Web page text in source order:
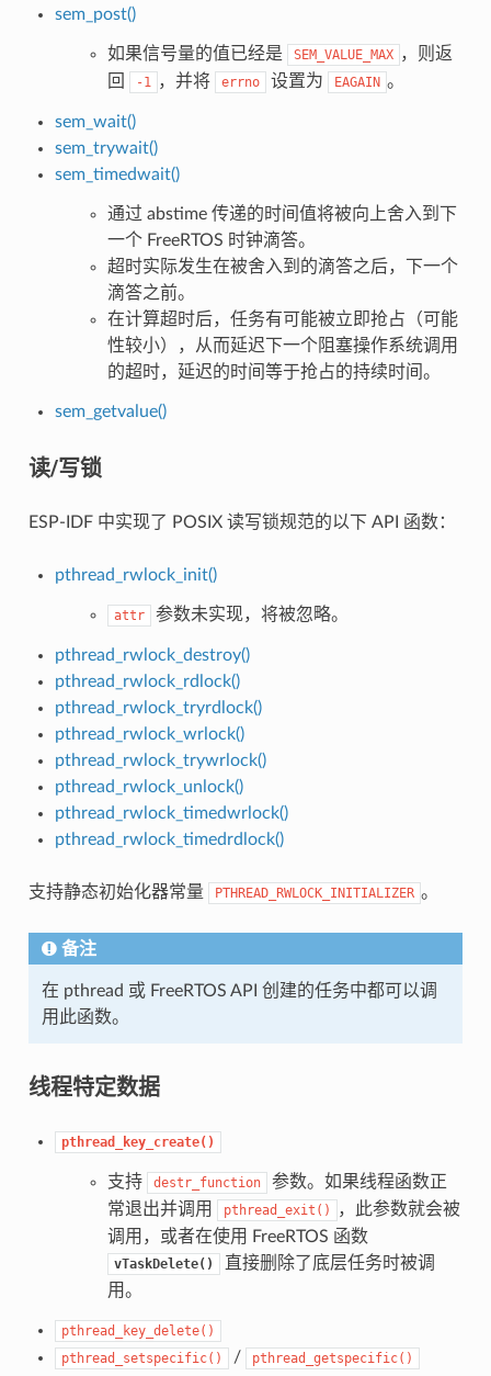
sem_post()
如果信号量的值已经是 SEM_VALUE_MAX ，则返
回
-1 ，并将 errno 设置为 EAGAIN 。
sem_wait()
sem_trywait()
sem_timedwait()
通过 abstime 传递的时间值将被向上舍入到下
一个 FreeRTOS 时钟滴答。
超时实际发生在被舍入到的滴答之后，下一个
滴答之前。
在计算超时后，任务有可能被立即抢占（可能
性较小），从而延迟下一个阻塞操作系统调用
的超时，延迟的时间等于抢占的持续时间。
sem_getvalue()
读/写锁
ESP-IDF 中实现了 POSIX 读写锁规范的以下 API 函数：
pthread_rwlock_init()
attr 参数未实现，将被忽略。
pthread_rwlock_destroy()
pthread_rwlock_rdlock()
pthread_rwlock_tryrdlock()
pthread_rwlock_wrlock()
pthread_rwlock_trywrlock()
pthread_rwlock_unlock()
pthread_rwlock_timedwrlock()
pthread_rwlock_timedrdlock()
支持静态初始化器常量 PTHREAD_RWLOCK_INITIALIZER 。
备注
在 pthread 或 FreeRTOS API 创建的任务中都可以调
用此函数。
线程特定数据
pthread_key_create()
支持 destr_function
参数。如果线程函数正
常退出并调用
pthread_exit()
，此参数就会被
调用，或者在使用 FreeRTOS 函数
vTaskDelete()
直接删除了底层任务时被调
用。
pthread_key_delete()
pthread_setspecific()
/ pthread_getspecific()